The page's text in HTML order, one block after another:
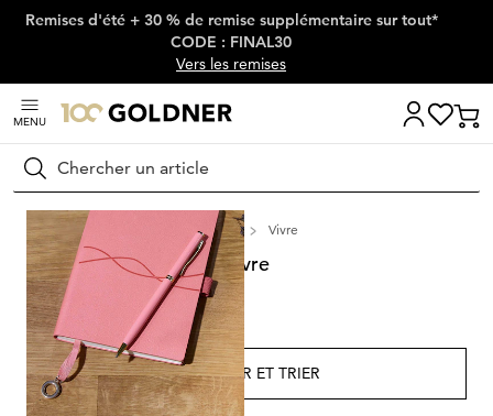
Passer la navigation, aller directement au contenu
Remises d'été + 30 % de remise supplémentaire sur tout*
CODE : FINAL30
Vers les remises
MENU
Rechercher
Maison Vivre
Vivre
Intérieur
7Produits
FILTRER ET TRIER